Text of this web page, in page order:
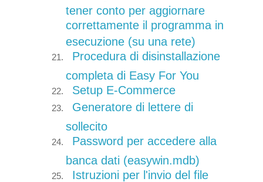
tener conto per aggiornare
correttamente il programma in
esecuzione (su una rete)
Procedura di disinstallazione
completa di Easy For You
Setup E-Commerce
Generatore di lettere di
sollecito
Password per accedere alla
banca dati (easywin.mdb)
Istruzioni per l'invio del file